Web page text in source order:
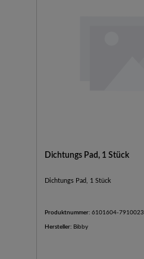
Dichtungs Pad, 1 Stück
Dichtungs Pad, 1 Stück
Produktnummer: 6101604-7910023
Hersteller: Bibby